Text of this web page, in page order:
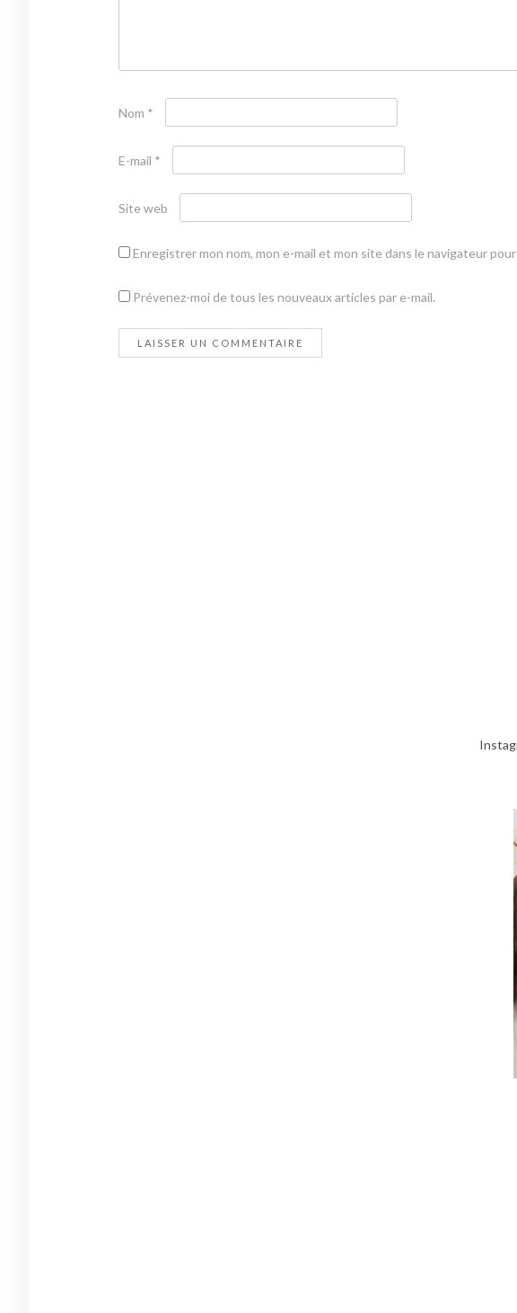
Nom *
E-mail *
Site web
Enregistrer mon nom, mon e-mail et mon site dans le navigateur
Prévenez-moi de tous les nouveaux articles par e-mail.